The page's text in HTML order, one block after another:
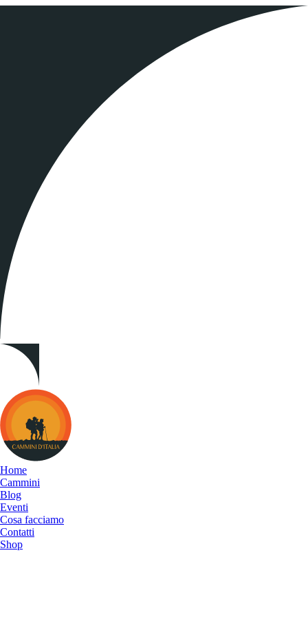
Cammini
d&#039;Italia
Home
Cammini
Blog
Eventi
Cosa facciamo
Contatti
Shop